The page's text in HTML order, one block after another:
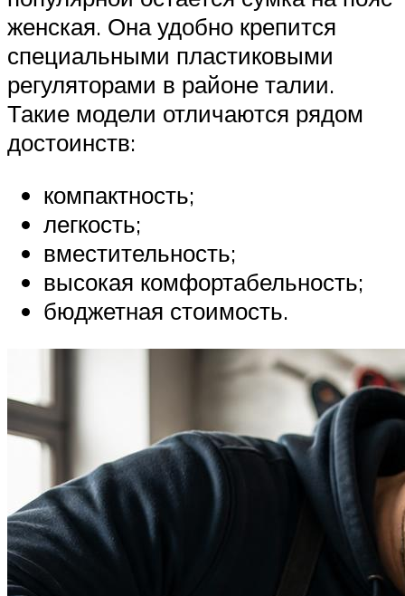
женская. Она удобно крепится
специальными пластиковыми
регуляторами в районе талии.
Такие модели отличаются рядом
достоинств:
компактность;
легкость;
вместительность;
высокая комфортабельность;
бюджетная стоимость.